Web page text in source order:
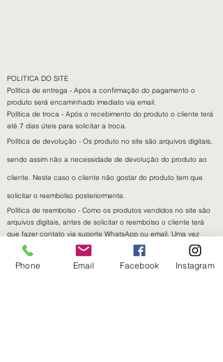
POLITICA DO SITE​
Política de entrega - Após a confirmação do pagamento o
produto será encaminhado imediato via email.
Política de troca - Após o recebimento do produto o cliente terá
até 7 dias úteis para solicitar a troca.
Política de devolução - Os produto no site são arquivos digitais,
sendo assim não a necessidade de devolução do produto ao
cliente. Neste caso o cliente não gostar do produto tem que
solicitar o reembolso posteriormente.
Política de reembolso - Como os produtos vendidos no site são
arquivos digitais, antes de solicitar o reembolso o cliente terá
que fazer contato via suporte WhatsApp ou email. Uma vez
entendendo a insatisfação do cliente com o produto nós iremos
realizar o reembolso em até 3 dias úteis.
Detalhes de contato - E-mail:
santossantos@gmail.com;
Phone Email Facebook Instagram